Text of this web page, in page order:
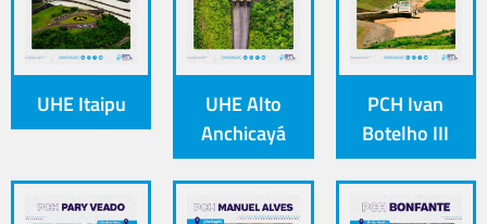
UHE Itaipu
UHE Alto
Anchicayá
PCH Ivan
Botelho III